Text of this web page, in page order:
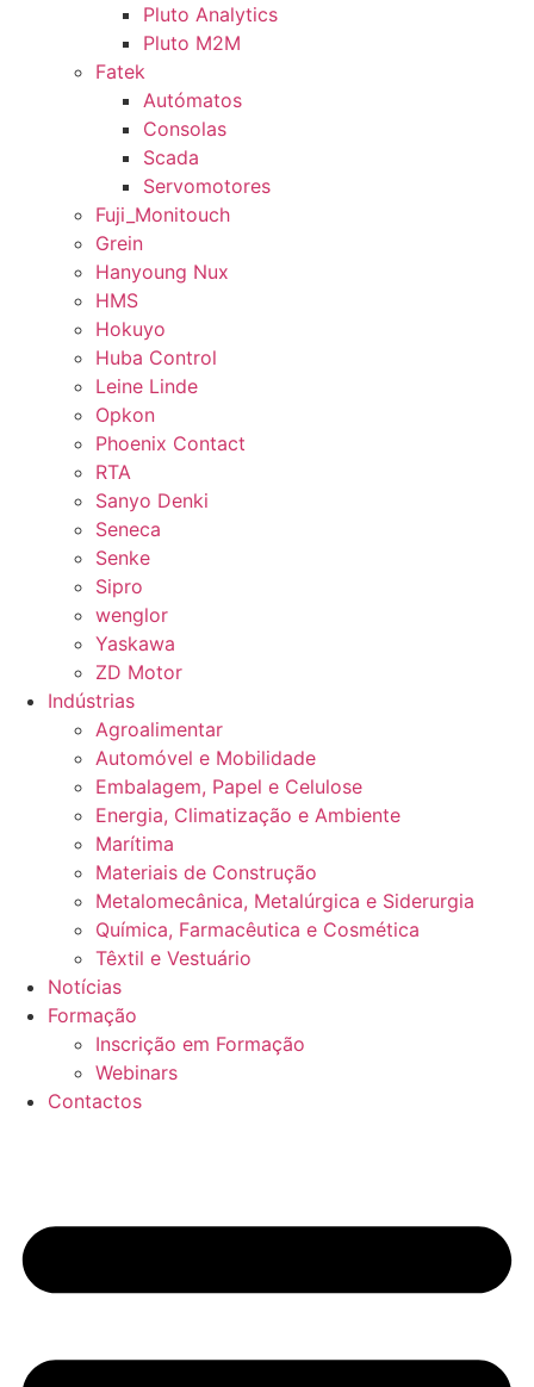
Pluto Analytics
Pluto M2M
Fatek
Autómatos
Consolas
Scada
Servomotores
Fuji_Monitouch
Grein
Hanyoung Nux
HMS
Hokuyo
Huba Control
Leine Linde
Opkon
Phoenix Contact
RTA
Sanyo Denki
Seneca
Senke
Sipro
wenglor
Yaskawa
ZD Motor
Indústrias
Agroalimentar
Automóvel e Mobilidade
Embalagem, Papel e Celulose
Energia, Climatização e Ambiente
Marítima
Materiais de Construção
Metalomecânica, Metalúrgica e Siderurgia
Química, Farmacêutica e Cosmética
Têxtil e Vestuário
Notícias
Formação
Inscrição em Formação
Webinars
Contactos